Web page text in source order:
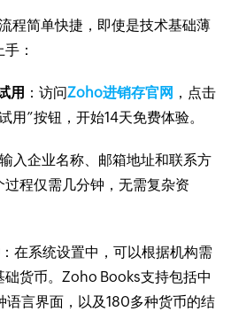
程简单快捷，即使是技术基础薄
：
用 ：访问Zoho进销存官网 ，点击
用”按钮，开始14天免费体验。
输入企业名称、邮箱地址和联系方
程仅需几分钟，无需复杂资
：在系统设置中，可以根据机构需
础货币。Zoho Books支持包括中
语言界面，以及180多种货币的结